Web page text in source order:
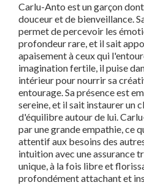
Carlu-Anto est un garçon
douceur et de bienveillance.
permet de percevoir les
profondeur rare, et il sait
apaisement à ceux qui
imagination fertile, il puise
intérieur pour nourrir sa
entourage. Sa présence est
sereine, et il sait instaurer un
d'équilibre autour de lui.
par une grande empathie, ce
attentif aux besoins des
intuition avec une assurance
unique, à la fois libre et
profondément attachant et